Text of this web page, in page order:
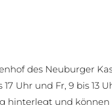
des Neuburger
Uhr und Fr, 9 bis 13
und können